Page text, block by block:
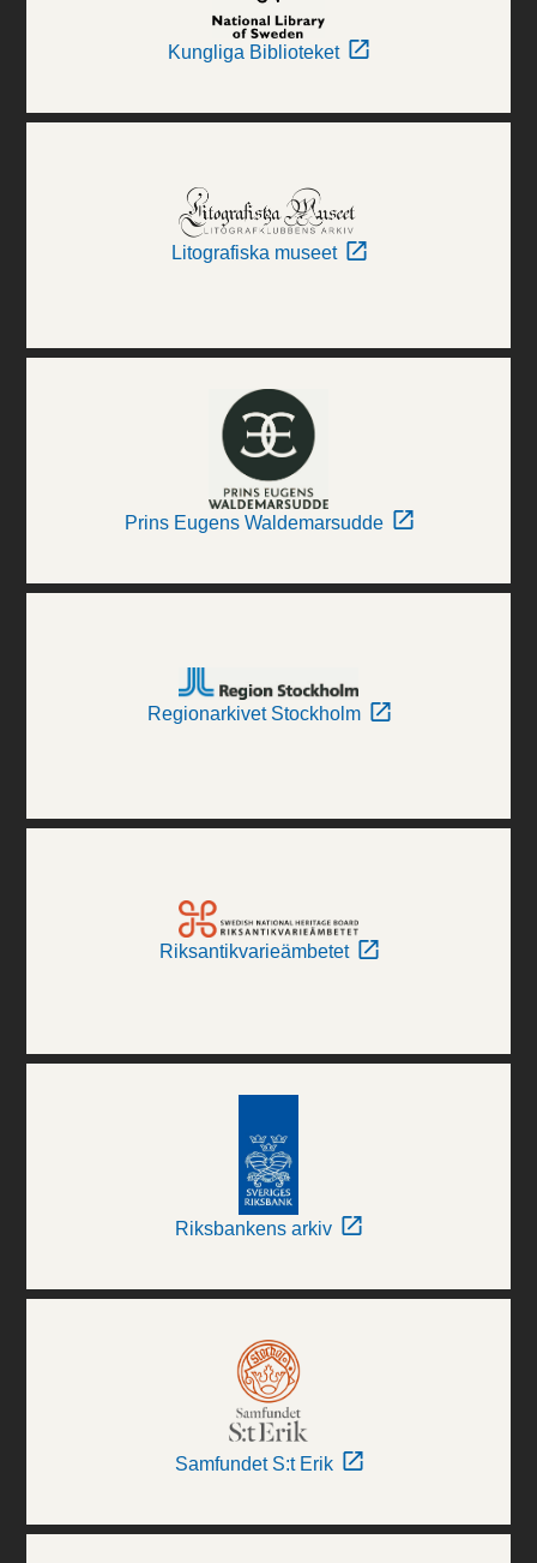
Kungliga Biblioteket
Litografiska museet
Prins Eugens Waldemarsudde
Regionarkivet Stockholm
Riksantikvarieämbetet
Riksbankens arkiv
Samfundet S:t Erik